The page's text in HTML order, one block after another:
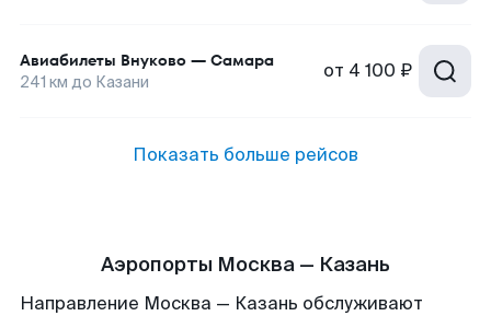
Авиабилеты Внуково — Самара
241 км до Казани от 4 100 ₽
Показать больше рейсов
Аэропорты Москва — Казань
Направление Москва — Казань обслуживают